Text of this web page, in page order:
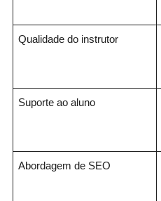
Qualidade do instrutor
Suporte ao aluno
Abordagem de SEO